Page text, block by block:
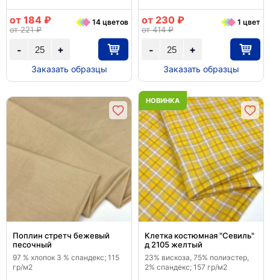
+
-
от 184 ₽
от 221 ₽
14 цветов
Заказать образцы
+
-
от 230 ₽
от 414 ₽
1 цвет
Заказать образцы
Поплин стретч бежевый
песочный
97 % хлопок 3 % спандекс; 115
гр/м2
НОВИНКА
Клетка костюмная "Севиль"
д 2105 желтый
23% вискоза, 75% полиэстер,
2% спандекс; 157 гр/м2